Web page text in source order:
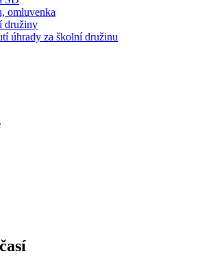
omluvenka
družiny
úhrady za školní družinu